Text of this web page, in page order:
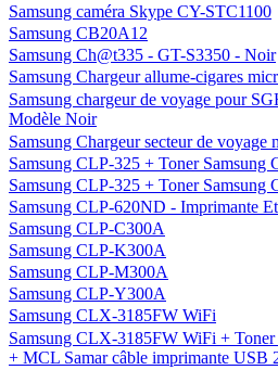
Samsung caméra Skype CY-STC1100
Samsung CB20A12
Samsung Ch@t335 - GT-S3350 - Noir
Samsung Chargeur allume-cigares
Samsung chargeur de voyage pour
Modèle Noir
Samsung Chargeur secteur de voyage
Samsung CLP-325 + Toner
Samsung CLP-325 + Toner
Samsung CLP-620ND - Imprimante
Samsung CLP-C300A
Samsung CLP-K300A
Samsung CLP-M300A
Samsung CLP-Y300A
Samsung CLX-3185FW WiFi
Samsung CLX-3185FW WiFi +
+ MCL Samar câble imprimante USB